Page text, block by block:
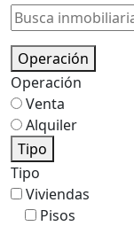
Operación
Operación
Venta
Alquiler
Tipo
Tipo
Viviendas
Pisos